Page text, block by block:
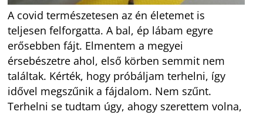
A covid természetesen az én életemet is
teljesen felforgatta. A bal, ép lábam egyre
erősebben fájt. Elmentem a megyei
érsebészetre ahol, első körben semmit nem
találtak. Kérték, hogy próbáljam terhelni, így
idővel megszűnik a fájdalom. Nem szűnt.
Terhelni se tudtam úgy, ahogy szerettem volna,